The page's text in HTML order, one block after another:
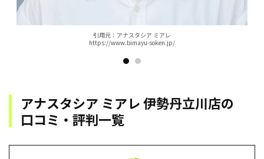
引⽤元：アナスタシア ミアレ
https://www.bimayu-soken.jp/
アナスタシア ミアレ 伊勢丹立川店の
⼝コミ・評判⼀覧